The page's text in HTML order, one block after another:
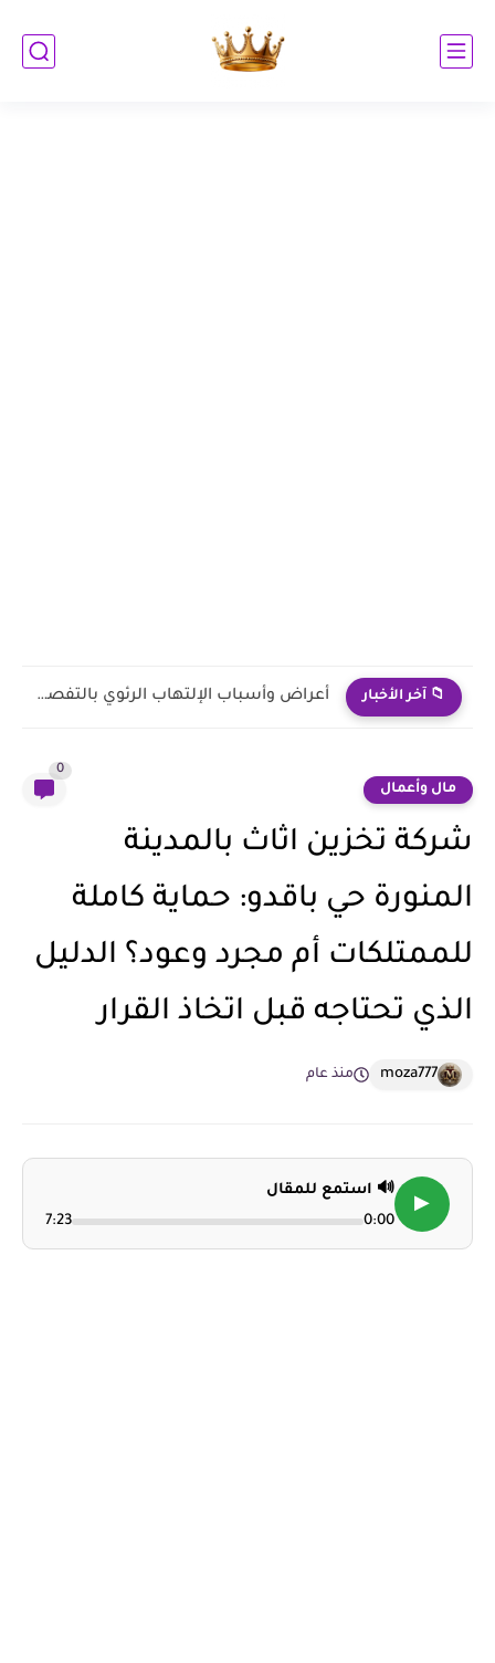
📁 آخر الأخبار لماذا يتحرك بعض الأشخاص أثناء النوم؟
مال وأعمال
0
شركة تخزين اثاث بالمدينة
المنورة حي باقدو: حماية كاملة
للممتلكات أم مجرد وعود؟ الدليل
الذي تحتاجه قبل اتخاذ القرار
moza777 منذ عام
▶
🔊 استمع للمقال
0:00
7:23